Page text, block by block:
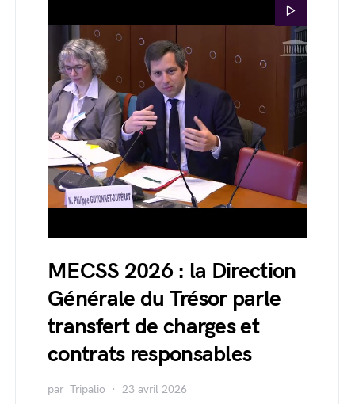
MECSS 2026 : la Direction
Générale du Trésor parle
transfert de charges et
contrats responsables
par Tripalio 23 avril 2026